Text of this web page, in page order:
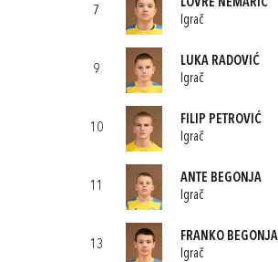
7
LOVRE NEMARIĆ
Igrač
9
LUKA RADOVIĆ
Igrač
10
FILIP PETROVIĆ
Igrač
11
ANTE BEGONJA
Igrač
13
FRANKO BEGONJA
Igrač